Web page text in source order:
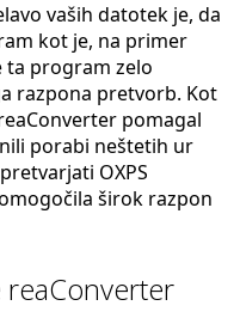
vaših datotek je, da
kot je, na primer
ta program zelo
razpona pretvorb. Kot
pomagal
porabi neštetih ur
OXPS
širok razpon